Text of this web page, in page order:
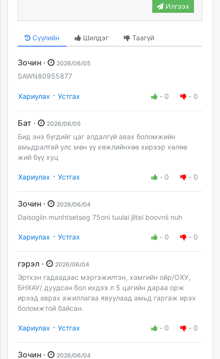
Илгээх
Сүүлийн Шилдэг Таагүй
Зочин · 2026/06/05
SAWN80955877
Хариулах · Устгах - 0 - 0
Бат · 2026/06/05
Бид энэ бүгдийг цаг алдалгүй авах боломжийн
амьдралтай улс мөн үү хөжлийнхөө хирээр хөлөө
жий бүү хуц
Хариулах · Устгах - 0 - 0
Зочин · 2026/06/04
Daisogiin munhtsetseg 75oni tuulai jiltei boovnii nuh
Хариулах · Устгах - 0 - 0
гэрэл · 2026/06/04
Эртхэн гадаадаас мэргэжилтэн, хамгийн ойр/ОХУ,
БНХАУ/ дуудсан бол ихдээ л 5 цагийн дараа орж
ирээд аврах ажиллагаа явуулаад амьд гаргаж ирэх
боломжтой байсан.
Хариулах · Устгах - 0 - 0
Зочин · 2026/06/04